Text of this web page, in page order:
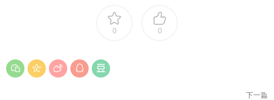
0 0
下一篇